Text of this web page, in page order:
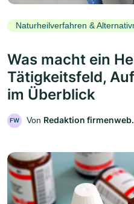
Naturheilverfahren &
Was macht ein
Tätigkeitsfeld,
im Überblick
FW Von Redaktion